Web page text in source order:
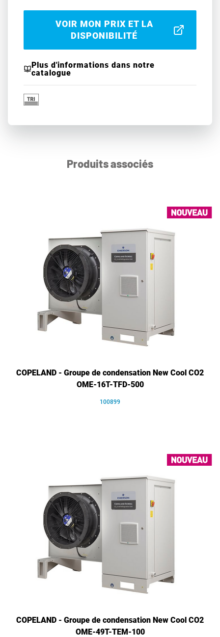
VOIR MON PRIX ET LA
DISPONIBILITÉ
Plus d'informations dans notre
catalogue
Produits associés
COPELAND - Groupe de condensation New Cool CO2
OME-16T-TFD-500
100899
COPELAND - Groupe de condensation New Cool CO2
OME-49T-TEM-100